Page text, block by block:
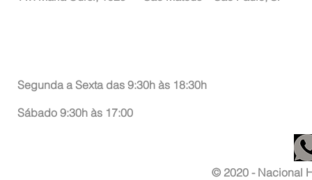
Segunda a Sexta das 9:30h às 18:30h
Sábado 9:30h às 17:00
© 2020 - Nacional